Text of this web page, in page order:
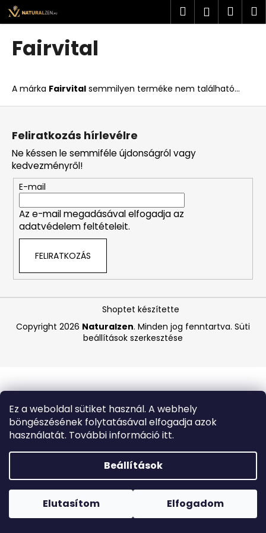
Ez a weboldal sütiket használ. A webhely
böngészésének folytatásával elfogadja azok
használatát. További információ itt.
Beállítások
Elutasítom Elfogadom
Ugrás
fő
tartalomhoz
Forró napokon nem javasoljuk a csomagautomatákba
történő kézbesítést. A magas hőmérsékletre érzékeny
termékek átvételkor nem biztos, hogy optimális állapotban
Keresés
Fairvital
A márka Fairvital semmilyen terméke nem található...
K
o
i
t
k
e
r
e
s
?
A
á
u
k
MEDIBLANC
KIDS
RASPBERRY
MÁLNA
ÍZŰ,
EXP:
L
Feliratkozás hírlevélre
Ne késsen le semmiféle újdonságról vagy
kedvezményről!
E-mail
Az e-mail megadásával elfogadja az
adatvédelem feltételeit.
FELIRATKOZÁS
Shoptet készítette
Copyright 2026 Naturalzen. Minden jog fenntartva. Süti
beállítások szerkesztése